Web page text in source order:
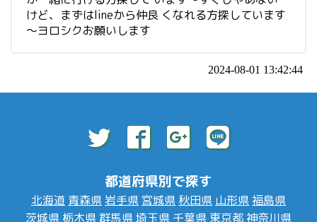
けど、まずはlineから仲良 くなれる方探しています
～ヨロシクお願いします
2024-08-01 13:42:44
都道府県別で探す
北海道 青森県 岩手県 宮城県 秋田県 山形県福島県
茨城県 栃木県群馬県埼玉県 千葉県 東京都神奈川県